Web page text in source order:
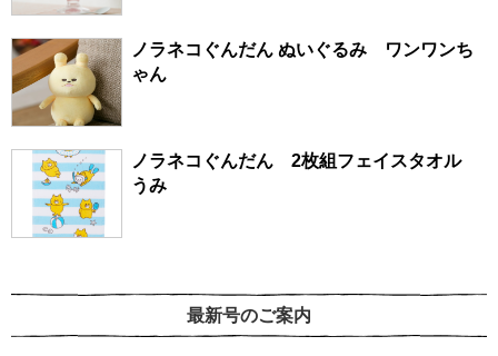
ノラネコぐんだん ぬいぐるみ ワンワンち
ゃん
ノラネコぐんだん 2枚組フェイスタオル
うみ
最新号のご案内